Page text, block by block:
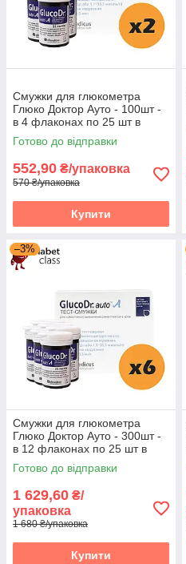
Смужки для глюкометра
Глюко Доктор Ауто - 100шт -
в 4 флаконах по 25 шт в
упаковці
Готово до відправки
552,90 ₴/упаковка
570 ₴/упаковка
Купити
–3%
Смужки для глюкометра
Глюко Доктор Ауто - 300шт -
в 12 флаконах по 25 шт в
упаковці
Готово до відправки
1 629,60 ₴/
упаковка
1 680 ₴/упаковка
Купити